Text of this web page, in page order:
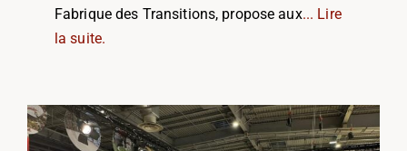
Fabrique des Transitions, propose aux... Lire
la suite.